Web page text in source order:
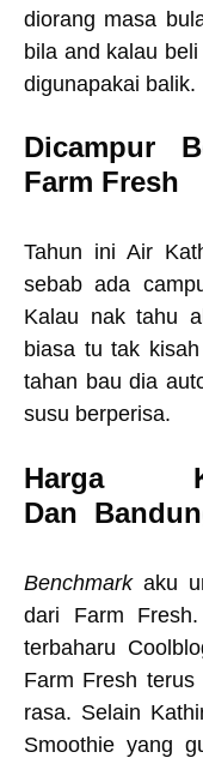
diorang masa
bila and kalau
digunapakai balik.
Dicampur
Farm Fresh
Tahun ini Air
sebab ada
Kalau nak tahu
biasa tu tak
tahan bau dia
susu berperisa.
Harga
Dan
Benchmarkaku
dari Farm
terbaharu
Farm Fresh
rasa. Selain
Smoothie yang